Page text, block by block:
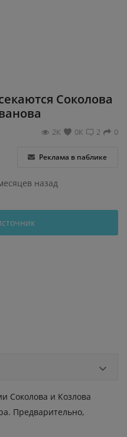
Соколова
0
2
0К
2К
Реклама в паблике
назад
Соколова и Козлова
Предварительно,